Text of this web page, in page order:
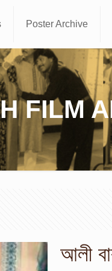
Poster Archive
FILM
আলী